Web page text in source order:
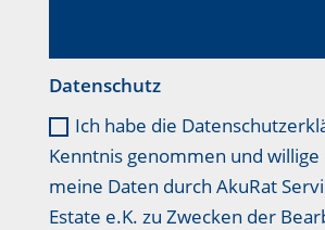
Datenschutz
Ich habe die
Kenntnis genommen und willige
meine Daten durch AkuRat
Estate e.K. zu Zwecken der